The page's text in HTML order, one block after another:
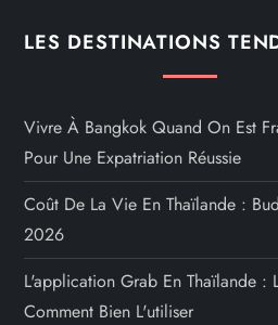
LES DESTINATIONS
Vivre À Bangkok Quand On Est
Pour Une Expatriation Réussie
Coût De La Vie En Thaïlande :
2026
L'application Grab En Thaïlande :
Comment Bien L'utiliser